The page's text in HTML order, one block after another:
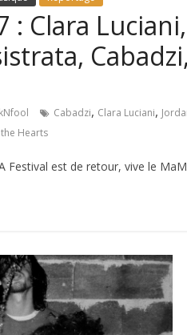
: Clara
Cabadzi, Clara Luciani,
Hearts
Festival est de retour, vive le